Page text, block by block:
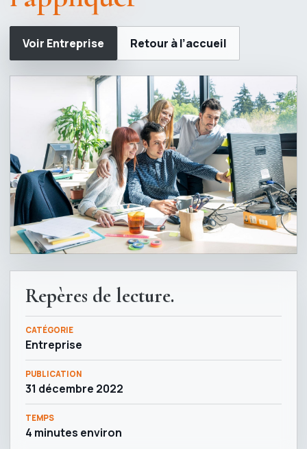
Voir Entreprise Retour à l’accueil
Repères de lecture.
CATÉGORIE
Entreprise
PUBLICATION
31 décembre 2022
TEMPS
4 minutes environ